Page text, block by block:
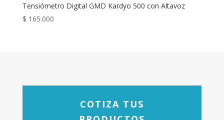
Tensiómetro Digital GMD Kardyo 500 con Altavoz
$ 165.000
COTIZA TUS